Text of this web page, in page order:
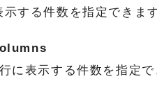
示する件数を指定できます
に表示する件数を指定で